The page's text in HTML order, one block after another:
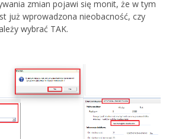
zmian pojawi się monit, że w tym
już wprowadzona nieobacność, czy
wybrać TAK.